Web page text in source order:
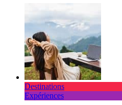
Destinations
Expériences